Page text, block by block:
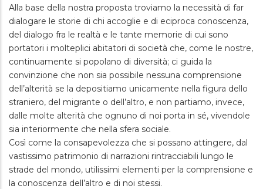
Alla base della nostra proposta troviamo la necessità di far
dialogare le storie di chi accoglie e di eciproca conoscenza,
del dialogo fra le realtà e le tante memorie di cui sono
portatori i molteplici abitatori di società che, come le nostre,
continuamente si popolano di diversità; ci guida la
convinzione che non sia possibile nessuna comprensione
dell’alterità se la depositiamo unicamente nella figura dello
straniero, del migrante o dell’altro, e non partiamo, invece,
dalle molte alterità che ognuno di noi porta in sé, vivendole
sia interiormente che nella sfera sociale.
Così come la consapevolezza che si possano attingere, dal
vastissimo patrimonio di narrazioni rintracciabili lungo le
strade del mondo, utilissimi elementi per la comprensione e
la conoscenza dell’altro e di noi stessi.